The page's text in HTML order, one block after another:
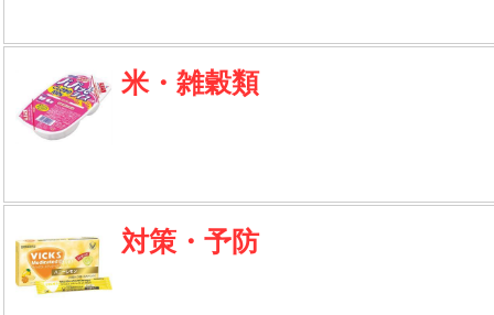
米・雑穀類
対策・予防